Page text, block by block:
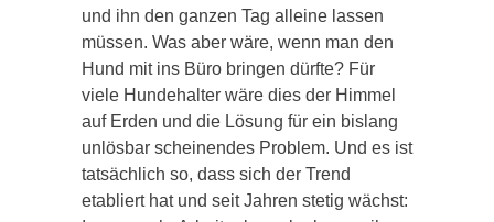
und ihn den ganzen Tag alleine lassen
müssen. Was aber wäre, wenn man den
Hund mit ins Büro bringen dürfte? Für
viele Hundehalter wäre dies der Himmel
auf Erden und die Lösung für ein bislang
unlösbar scheinendes Problem. Und es ist
tatsächlich so, dass sich der Trend
etabliert hat und seit Jahren stetig wächst: